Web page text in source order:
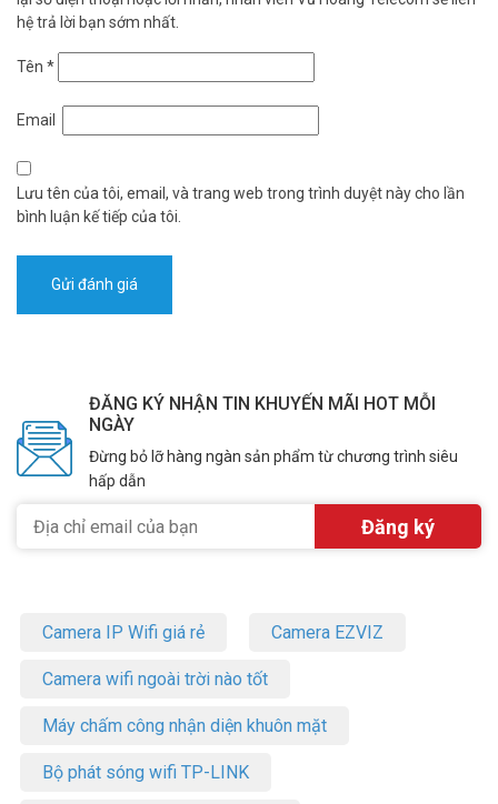
Ethernet). Bạn chỉ cần kết nối một dây mạng duy nhất vừa để
truyền dữ liệu, vừa cấp nguồn cho camera.
Camera IP 4MP DAHUA DH-IPC-HDBW2449F-AS-IL là sự kết hợp
vượt trội. Nó xứng đáng là lựa chọn hàng đầu cho nhu cầu an ninh
gia đình và văn phòng. Liên hệ ngay để nhận tư vấn và báo giá
chính xác nhất! Tham khảo thêm thông tin tại
Vuhoangtelecomnhé.
hệ trả lời bạn sớm nhất.
Tên *
Email
Lưu tên của tôi, email, và trang web trong trình duyệt này cho lần
bình luận kế tiếp của tôi.
ĐĂNG KÝ NHẬN TIN KHUYẾN MÃI HOT MỖI
NGÀY
Đừng bỏ lỡ hàng ngàn sản phẩm từ chương trình siêu
hấp dẫn
Camera IP Wifi giá rẻ Camera EZVIZ
Camera wifi ngoài trời nào tốt
Máy chấm công nhận diện khuôn mặt
Bộ phát sóng wifi TP-LINK